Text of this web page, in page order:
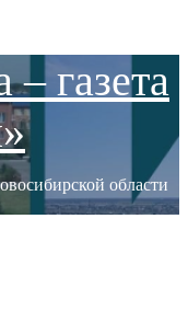
газета
области